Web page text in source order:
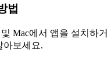
법
Mac에서 앱을 설치하거
아보세요.